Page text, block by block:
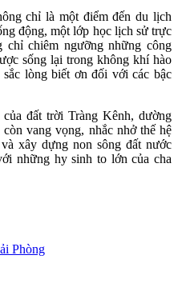
chỉ là một điểm đến du lịch
động, một lớp học lịch sử trực
chiêm ngưỡng những công
sống lại trong không khí hào
lòng biết ơn đối với các bậc
đất trời Tràng Kênh, dường
vang vọng, nhắc nhở thế hệ
xây dựng non sông đất nước
những hy sinh to lớn của cha
Phòng